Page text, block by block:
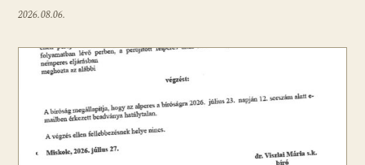
2026.08.06.